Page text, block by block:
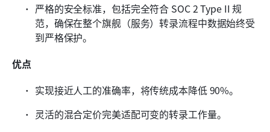
严格的安全标准，包括完全符合 SOC 2 Type II 规
范，确保在整个旗舰（服务）转录流程中数据始终受
到严格保护。
优点
实现接近人工的准确率，将传统成本降低 90%。
灵活的混合定价完美适配可变的转录工作量。